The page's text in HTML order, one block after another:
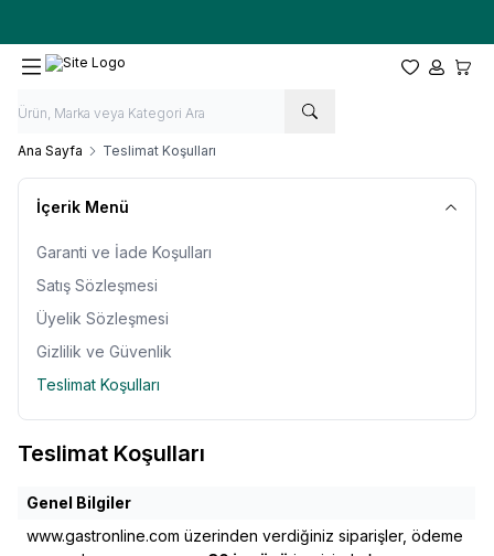
Favorilerim
Hesabım
Ana Sayfa Teslimat Koşulları
İçerik Menü
Garanti ve İade Koşulları
Satış Sözleşmesi
Üyelik Sözleşmesi
Gizlilik ve Güvenlik
Teslimat Koşulları
Teslimat Koşulları
Genel Bilgiler
www.gastronline.com üzerinden verdiğiniz siparişler, ödeme